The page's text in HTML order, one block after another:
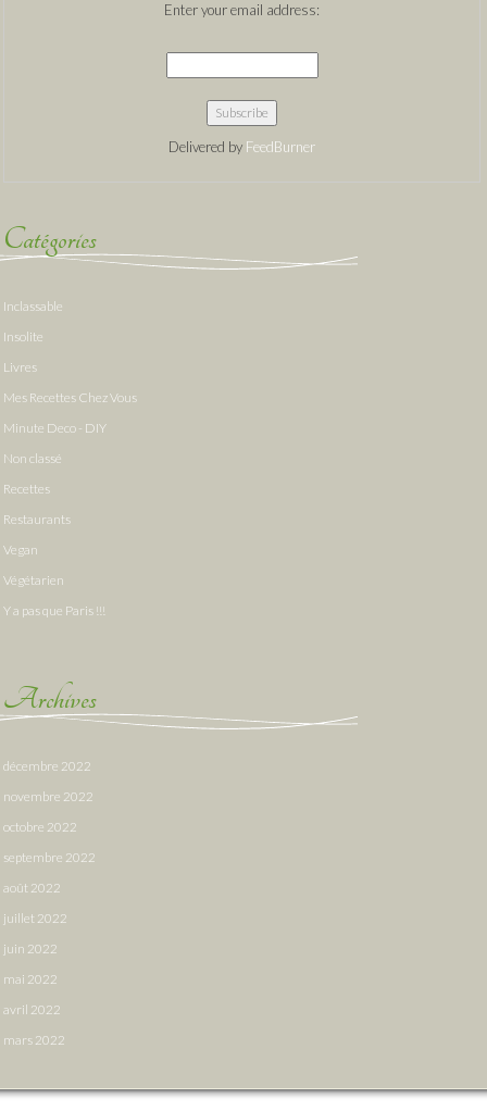
Enter your email address:
Delivered by FeedBurner
Catégories
Inclassable
Insolite
Livres
Mes Recettes Chez Vous
Minute Deco - DIY
Non classé
Recettes
Restaurants
Vegan
Végétarien
Y a pas que Paris !!!
Archives
décembre 2022
novembre 2022
octobre 2022
septembre 2022
août 2022
juillet 2022
juin 2022
mai 2022
avril 2022
mars 2022